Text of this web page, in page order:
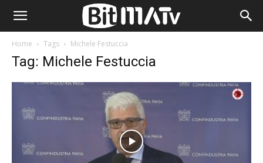
Home Tags Michele Festuccia
Tag: Michele Festuccia